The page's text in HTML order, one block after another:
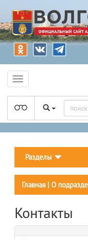
Разделы
Главная | О
Контакты